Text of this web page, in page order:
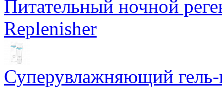
Питательный ночной
Replenisher
Суперувлажняющий